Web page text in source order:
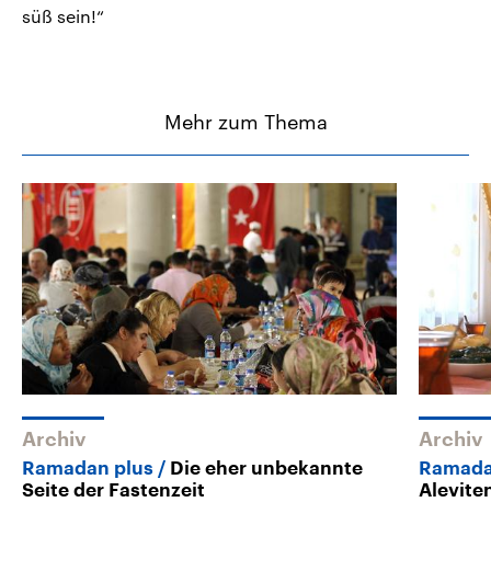
süß sein!“
Mehr zum Thema
Archiv
Ramadan plus
Die eher unbekannte
Seite der Fastenzeit
Archiv